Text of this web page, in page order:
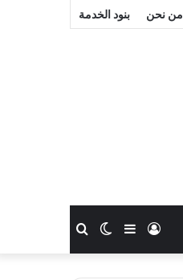
من نحن بنود الخدمة
بحثالوضع
المظلم
إضافة
عمود
تسجيل
الدخول